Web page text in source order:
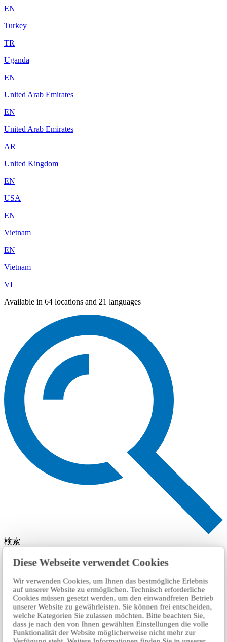
Diese Webseite verwendet Cookies
Wir verwenden Cookies, um Ihnen das bestmögliche Erlebnis
auf unserer Website zu ermöglichen. Technisch erforderliche
Cookies müssen gesetzt werden, um den einwandfreien Betrieb
unserer Website zu gewährleisten. Sie können frei entscheiden,
welche Kategorien Sie zulassen möchten. Bitte beachten Sie,
dass je nach den von Ihnen gewählten Einstellungen die volle
Funktionalität der Website möglicherweise nicht mehr zur
EN
Turkey
TR
Uganda
EN
United Arab Emirates
EN
United Arab Emirates
AR
United Kingdom
EN
USA
EN
Vietnam
EN
Vietnam
VI
Available in 64 locations and 21 languages
検索